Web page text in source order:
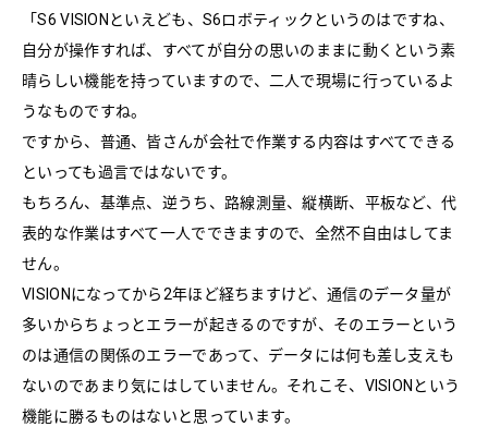
「S6 VISIONといえども、S6ロボティックというのはですね、
自分が操作すれば、すべてが自分の思いのままに動くという素
晴らしい機能を持っていますので、二人で現場に行っているよ
うなものですね。
ですから、普通、皆さんが会社で作業する内容はすべてできる
といっても過言ではないです。
もちろん、基準点、逆うち、路線測量、縦横断、平板など、代
表的な作業はすべて一人でできますので、全然不自由はしてま
せん。
VISIONになってから2年ほど経ちますけど、通信のデータ量が
多いからちょっとエラーが起きるのですが、そのエラーという
のは通信の関係のエラーであって、データには何も差し支えも
ないのであまり気にはしていません。それこそ、VISIONという
機能に勝るものはないと思っています。